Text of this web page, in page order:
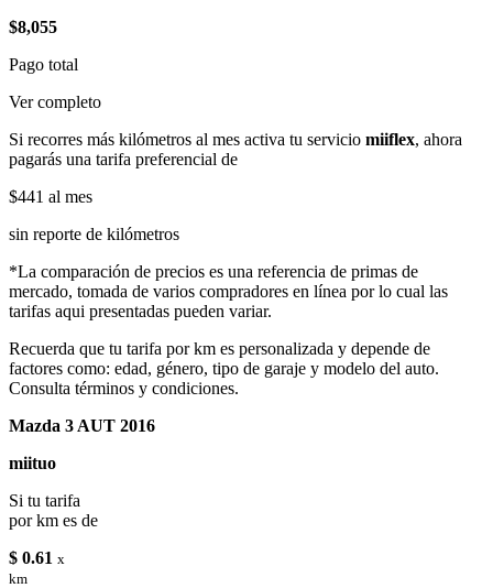
$8,055
Pago total
Ver completo
Si recorres más kilómetros al mes activa tu servicio miiflex, ahora
pagarás una tarifa preferencial de
$441 al mes
sin reporte de kilómetros
*La comparación de precios es una referencia de primas de
mercado, tomada de varios compradores en línea por lo cual las
tarifas aqui presentadas pueden variar.
Recuerda que tu tarifa por km es personalizada y depende de
factores como: edad, género, tipo de garaje y modelo del auto.
Consulta términos y condiciones.
Mazda 3 AUT 2016
miituo
Si tu tarifa
por km es de
$ 0.61 x
km